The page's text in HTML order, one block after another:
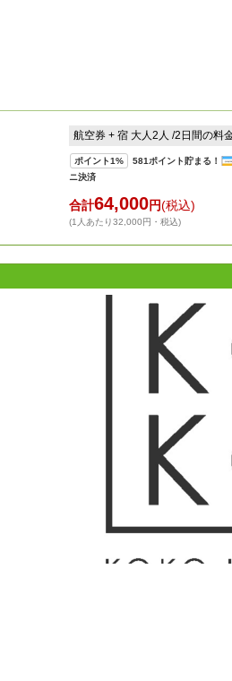
航空券 + 宿 大人2人 /2日間の料
ポイント1% 581 ポイント貯まる！
ニ決済
合計64,000円(税込)
(1人あたり32,000円・税込)